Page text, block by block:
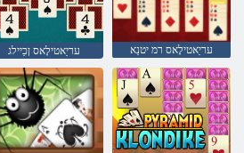
עריַאטילָאס ןכַיילג עריַאטילָאס רמ יטנַא